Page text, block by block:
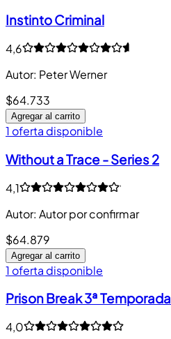
Instinto Criminal
4,6
Autor: Peter Werner
$64.733
Agregar al carrito
1 oferta disponible
Without a Trace - Series 2
4,1
Autor: Autor por confirmar
$64.879
Agregar al carrito
1 oferta disponible
Prison Break 3ª Temporada
4,0